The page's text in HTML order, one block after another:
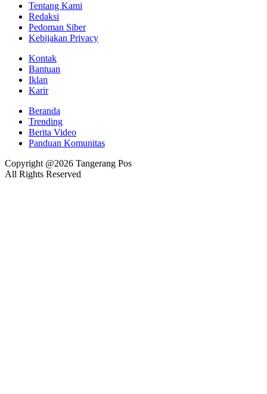
Tentang Kami
Redaksi
Pedoman Siber
Kebijakan Privacy
Kontak
Bantuan
Iklan
Karir
Beranda
Trending
Berita Video
Panduan Komunitas
Copyright @2026 Tangerang Pos
All Rights Reserved